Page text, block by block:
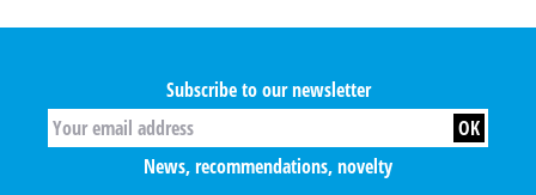
Subscribe to our newsletter
News, recommendations, novelty